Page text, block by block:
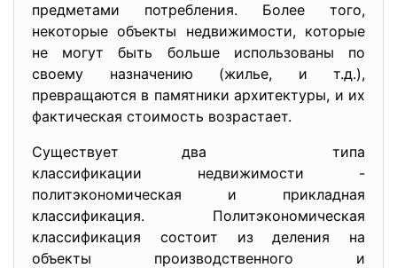
предметами потребления. Более того,
некоторые объекты недвижимости, которые
не могут быть больше использованы по
своему назначению (жилье, и т.д.),
превращаются в памятники архитектуры, и их
фактическая стоимость возрастает.
Существует два типа
классификации недвижимости -
политэкономическая и прикладная
классификация. Политэкономическая
классификация состоит из деления на
объекты производственного и